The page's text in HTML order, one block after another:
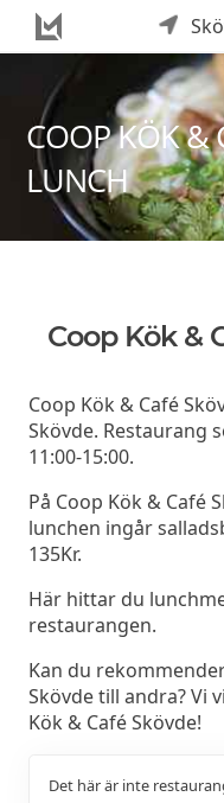
COOP KÖK &
LUNCH
Coop Kök &
Coop Kök & Café
Skövde. Restaurang
11:00-15:00.
På Coop Kök & Café
lunchen ingår
135Kr.
Här hittar du
restaurangen.
Kan du
Skövde till andra? Vi
Kök & Café Skövde!
Det här är inte